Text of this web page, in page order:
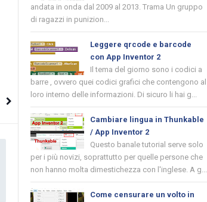
andata in onda dal 2009 al 2013. Trama Un gruppo
di ragazzi in punizion...
Leggere qrcode e barcode
con App Inventor 2
Il tema del giorno sono i codici a
barre , ovvero quei codici grafici che contengono al
loro interno delle informazioni. Di sicuro li hai g...
Cambiare lingua in Thunkable
/ App Inventor 2
Questo banale tutorial serve solo
per i più novizi, soprattutto per quelle persone che
non hanno molta dimestichezza con l'inglese. A g...
Come censurare un volto in